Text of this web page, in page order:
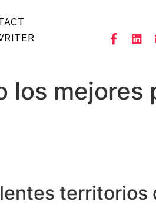
los mejores
territorios